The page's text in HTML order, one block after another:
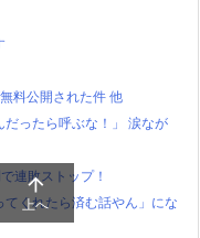
料公開された件 他
だったら呼ぶな！」 涙なが
連敗ストップ！
くれたら済む話やん」にな

上へ